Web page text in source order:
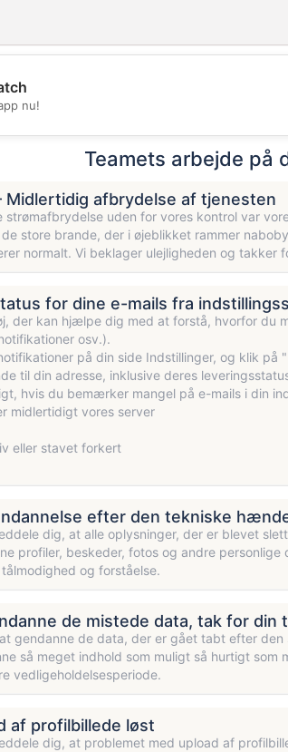
💕
nu!
Teamets arbejde på
afbrydelse af tjenesten
strømafbrydelse uden for vores kontrol var
store brande, der i øjeblikket rammer
normalt. Vi beklager ulejligheden og takker
for dine e-mails fra
der kan hjælpe dig med at forstå, hvorfor du
osv.).
på din side Indstillinger, og klik
til din adresse, inklusive deres
hvis du bemærker mangel på e-mails i din
midlertidigt vores server
eller stavet forkert
efter den tekniske
dig, at alle oplysninger, der er blevet
profiler, beskeder, fotos og andre
og forståelse.
de mistede data, tak for din
gendanne de data, der er gået tabt efter
så meget indhold som muligt så hurtigt
vedligeholdelsesperiode.
af profilbillede løst
dig, at problemet med upload af